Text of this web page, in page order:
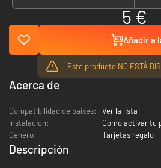
5 €
Añadir a
Este producto NO ESTÁ
Acerca de
Compatibilidad de países:
Ver la lista
Instalación:
Cómo activar tu
Género:
Tarjetas regalo
Descripción